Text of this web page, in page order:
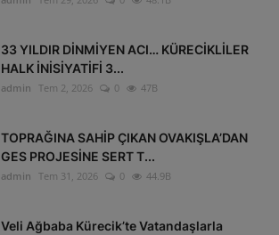
33 YILDIR DİNMİYEN ACI… KÜRECİKLİLER
HALK İNİSİYATİFİ 3...
admin Tem 2, 2026 0 47B
TOPRAĞINA SAHİP ÇIKAN OVAKIŞLA’DAN
GES PROJESİNE SERT T...
admin Tem 31, 2026 0 44.9B
Veli Ağbaba Kürecik’te Vatandaşlarla